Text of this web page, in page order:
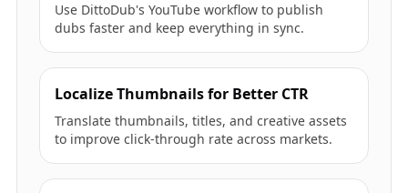
Use DittoDub's YouTube workflow to publish
dubs faster and keep everything in sync.
Localize Thumbnails for Better CTR
Translate thumbnails, titles, and creative assets
to improve click-through rate across markets.